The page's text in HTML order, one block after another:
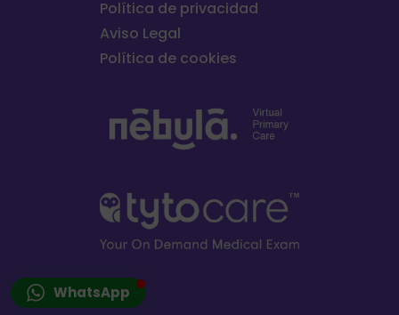
WhatsApp
Política de privacidad
Aviso Legal
Política de cookies